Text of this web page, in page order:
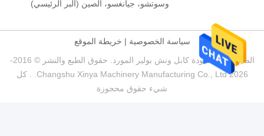
وسوتشو، جيانغسو، الصين (البر الرئيسي)
سياسة الخصوصية|خريطة الموقع
الصين جيدة الجودة كابل ونش بولير المورد. حقوق الطبع والنشر © 2016-
2026 Changshu Xinya Machinery Manufacturing Co., Ltd. . كل
شيء حقوق محجوزة